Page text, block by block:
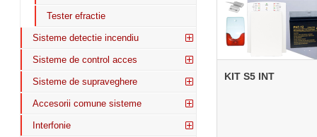
KIT S5 INT
Tester efractie
Sisteme detectie incendiu
Sisteme de control acces
Sisteme de supraveghere
Accesorii comune sisteme
Interfonie